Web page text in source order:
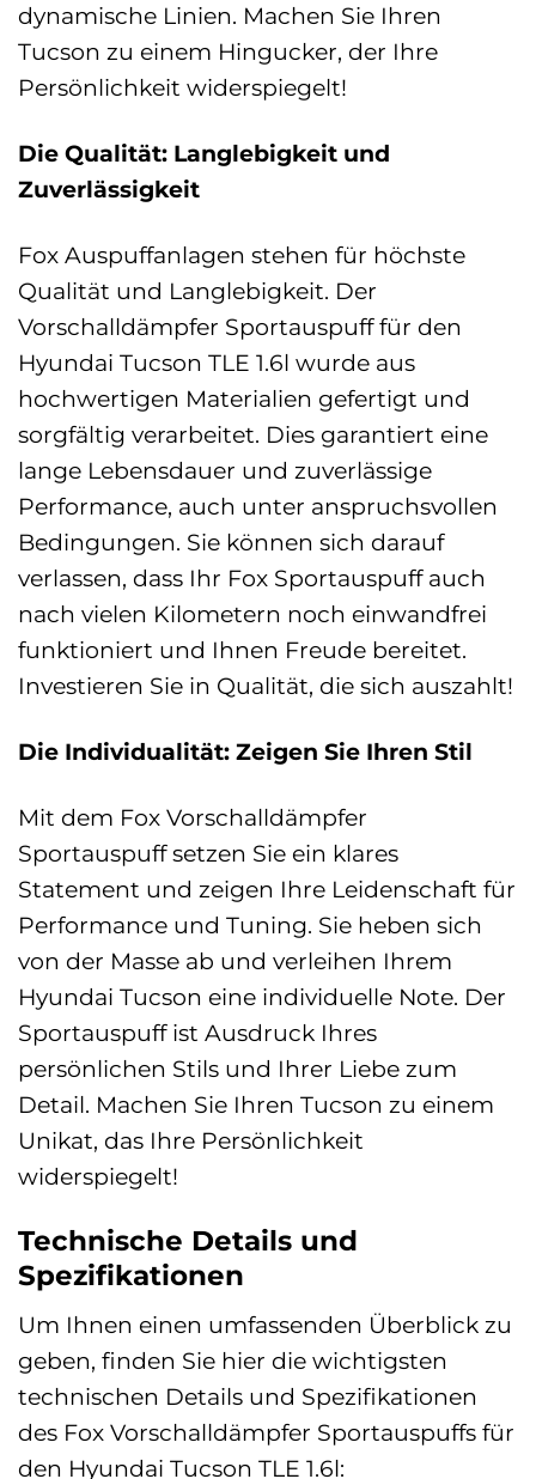
dynamische Linien. Machen Sie Ihren
Tucson zu einem Hingucker, der Ihre
Persönlichkeit widerspiegelt!
Die Qualität: Langlebigkeit und
Zuverlässigkeit
Fox Auspuffanlagen stehen für höchste
Qualität und Langlebigkeit. Der
Vorschalldämpfer Sportauspuff für den
Hyundai Tucson TLE 1.6l wurde aus
hochwertigen Materialien gefertigt und
sorgfältig verarbeitet. Dies garantiert eine
lange Lebensdauer und zuverlässige
Performance, auch unter anspruchsvollen
Bedingungen. Sie können sich darauf
verlassen, dass Ihr Fox Sportauspuff auch
nach vielen Kilometern noch einwandfrei
funktioniert und Ihnen Freude bereitet.
Investieren Sie in Qualität, die sich auszahlt!
Die Individualität: Zeigen Sie Ihren Stil
Mit dem Fox Vorschalldämpfer
Sportauspuff setzen Sie ein klares
Statement und zeigen Ihre Leidenschaft für
Performance und Tuning. Sie heben sich
von der Masse ab und verleihen Ihrem
Hyundai Tucson eine individuelle Note. Der
Sportauspuff ist Ausdruck Ihres
persönlichen Stils und Ihrer Liebe zum
Detail. Machen Sie Ihren Tucson zu einem
Unikat, das Ihre Persönlichkeit
widerspiegelt!
Technische Details und
Spezifikationen
Um Ihnen einen umfassenden Überblick zu
geben, finden Sie hier die wichtigsten
technischen Details und Spezifikationen
des Fox Vorschalldämpfer Sportauspuffs für
den Hyundai Tucson TLE 1.6l: